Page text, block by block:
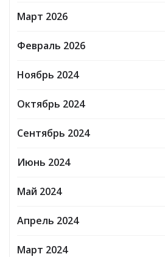
Март 2026
Февраль 2026
Ноябрь 2024
Октябрь 2024
Сентябрь 2024
Июнь 2024
Май 2024
Апрель 2024
Март 2024